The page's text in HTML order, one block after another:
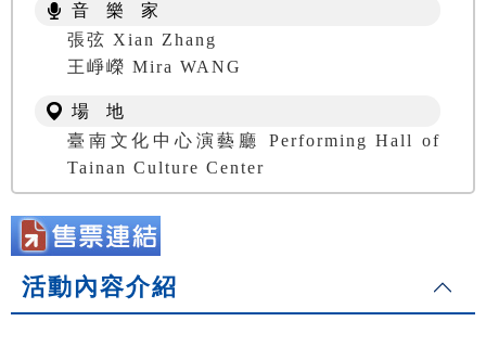
音 樂 家
張弦 Xian Zhang
王崢嶸 Mira WANG
場 地
臺南文化中心演藝廳 Performing Hall of
Tainan Culture Center
活動內容介紹